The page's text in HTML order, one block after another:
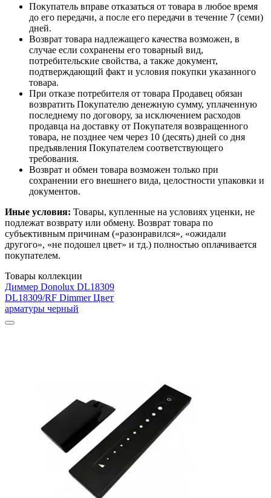
Покупатель вправе отказаться от товара в любое время
до его передачи, а после его передачи в течение 7 (семи)
дней.
Возврат товара надлежащего качества возможен, в
случае если сохранены его товарный вид,
потребительские свойства, а также документ,
подтверждающий факт и условия покупки указанного
товара.
При отказе потребителя от товара Продавец обязан
возвратить Покупателю денежную сумму, уплаченную
последнему по договору, за исключением расходов
продавца на доставку от Покупателя возвращенного
товара, не позднее чем через 10 (десять) дней со дня
предъявления Покупателем соответствующего
требования.
Возврат и обмен товара возможен только при
сохранении его внешнего вида, целостности упаковки и
документов.
Иные условия: Товары, купленные на условиях уценки, не
подлежат возврату или обмену. Возврат товара по
субъективным причинам («разонравился», «ожидали
другого», «не подошел цвет» и тд.) полностью оплачивается
покупателем.
Товары коллекции
Диммер Donolux DL18309
DL18309/RF Dimmer Цвет
арматуры черный